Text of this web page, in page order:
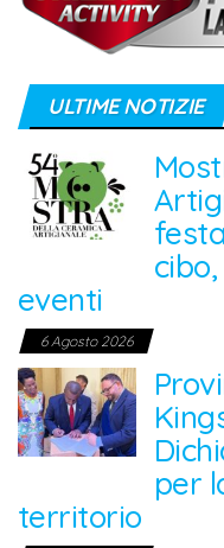
ULTIME NOTIZIE
eventi
6 Agosto 2026
per
territorio